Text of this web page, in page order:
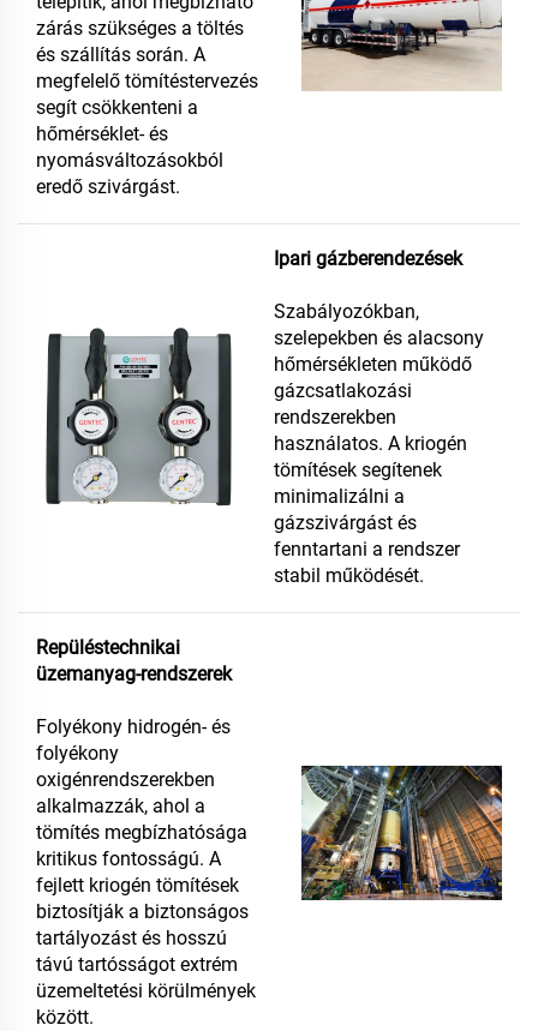
zárás szükséges a töltés
és szállítás során. A
megfelelő tömítéstervezés
segít csökkenteni a
hőmérséklet- és
nyomásváltozásokból
eredő szivárgást.
Ipari gázberendezések
Szabályozókban,
szelepekben és alacsony
hőmérsékleten működő
gázcsatlakozási
rendszerekben
használatos. A kriogén
tömítések segítenek
minimalizálni a
gázszivárgást és
fenntartani a rendszer
stabil működését.
Repüléstechnikai
üzemanyag-rendszerek
Folyékony hidrogén- és
folyékony
oxigénrendszerekben
alkalmazzák, ahol a
tömítés megbízhatósága
kritikus fontosságú. A
fejlett kriogén tömítések
biztosítják a biztonságos
tartályozást és hosszú
távú tartósságot extrém
üzemeltetési körülmények
között.